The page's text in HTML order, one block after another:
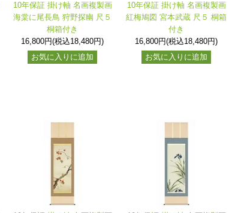
10年保証 掛け軸 名画複製画
海棠に尾長鳥 狩野探幽 尺５
桐箱付き
16,800円(税込18,480円)
お気に入りに追加
10年保証 掛け軸 名画複製画
紅梅鳩図 宮本武蔵 尺５ 桐箱
付き
16,800円(税込18,480円)
お気に入りに追加